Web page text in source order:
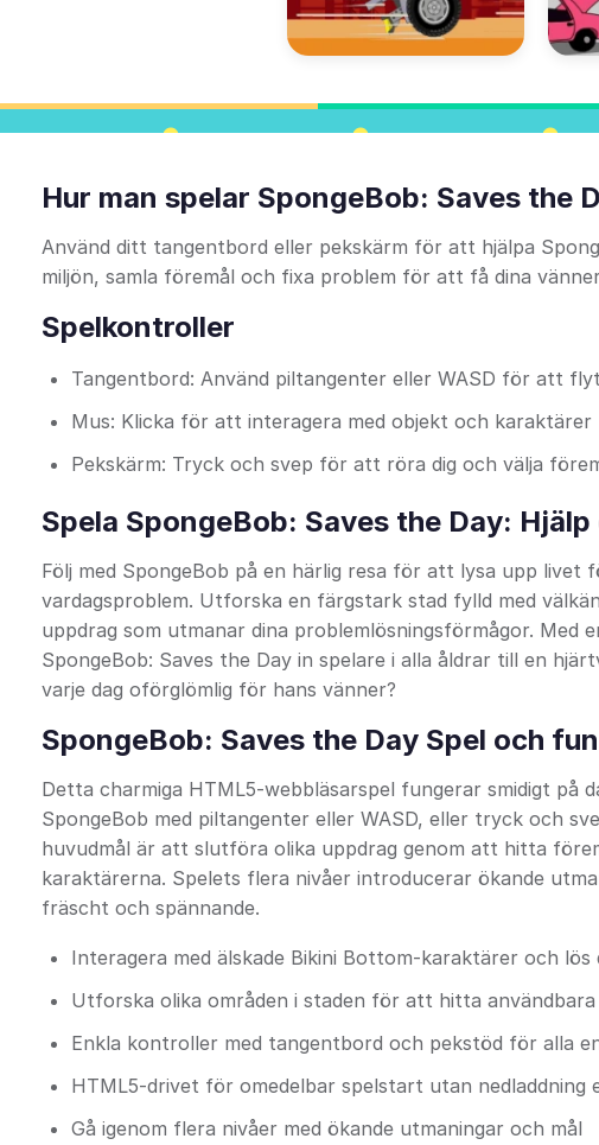
Hur man spelar SpongeBob: Saves the
Använd ditt tangentbord eller pekskärm för att hjälpa
miljön, samla föremål och fixa problem för att få dina
Spelkontroller
Tangentbord: Använd piltangenter eller WASD för att
Mus: Klicka för att interagera med objekt och karaktärer
Pekskärm: Tryck och svep för att röra dig och välja
Spela SpongeBob: Saves the Day:
Följ med SpongeBob på en härlig resa för att lysa upp livet
vardagsproblem. Utforska en färgstark stad fylld med
uppdrag som utmanar dina problemlösningsförmågor. Med
SpongeBob: Saves the Day in spelare i alla åldrar till en
varje dag oförglömlig för hans vänner?
SpongeBob: Saves the Day Spel och
Detta charmiga HTML5-webbläsarspel fungerar smidigt
SpongeBob med piltangenter eller WASD, eller tryck och
huvudmål är att slutföra olika uppdrag genom att hitta
karaktärerna. Spelets flera nivåer introducerar ökande
fräscht och spännande.
Interagera med älskade Bikini Bottom-karaktärer och lös
Utforska olika områden i staden för att hitta
Enkla kontroller med tangentbord och pekstöd för alla
HTML5-drivet för omedelbar spelstart utan nedladdning
Gå igenom flera nivåer med ökande utmaningar och mål